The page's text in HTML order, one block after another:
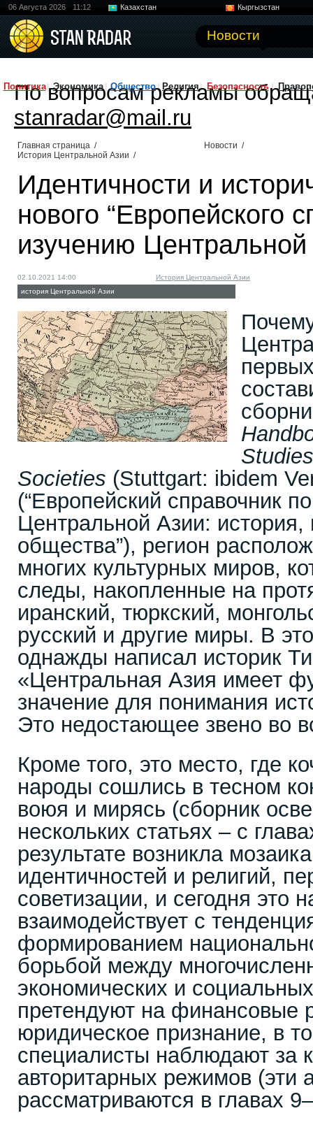
06 Августа 2026 11:12 Казахстан
Кыргызстан
Новости
Политика Экономика Общество Религия Безопасность
По вопросам рекламы
stanradar@mail.ru
Главная страница / Новости /
История Центральной Азии /
Идентичности и
нового “Европейского
изучению
02.10.2021 14:00
История Центральной Азии
история Центральной Азии
Societies (Stuttgart: ibidem
(“Европейский справочник
Центральной Азии: история,
общества”), регион
многих культурных миров,
следы, накопленные на
иранский, тюркский,
русский и другие миры. В
однажды написал историк
«Центральная Азия имеет
значение для понимания
Это недостающее звено во
Кроме того, это место, где
народы сошлись в тесном
воюя и мирясь (сборник
нескольких статьях – с
результате возникла
идентичностей и религий,
советизации, и сегодня это
взаимодействует с
формированием
борьбой между
экономических и
претендуют на финансовые
юридическое признание, в
специалисты наблюдают за
авторитарных режимов (эти
рассматриваются в главах